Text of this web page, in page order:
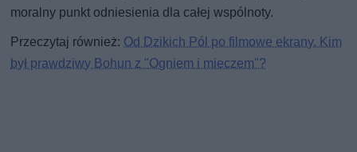
moralny punkt odniesienia dla całej wspólnoty.
Przeczytaj również: Od Dzikich Pól po filmowe ekrany. Kim
był prawdziwy Bohun z "Ogniem i mieczem"?